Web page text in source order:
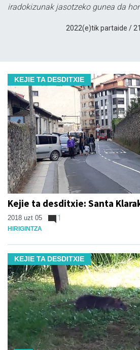
iradokizunak jasotzeko gunea da
2022(e)tik partaide /
KEJIE TA DESDITXIE
Kejie ta desditxie: Santa
2018 uzt 05 1
HIRIGINTZA
KEJIE TA DESDITXIE